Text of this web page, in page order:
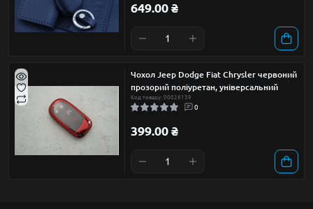
649.00 ₴
Чохол Jeep Dodge Fiat Chrysler червоний
прозорий поліуретан, універсальний
Код товару: 00026139
0
399.00 ₴